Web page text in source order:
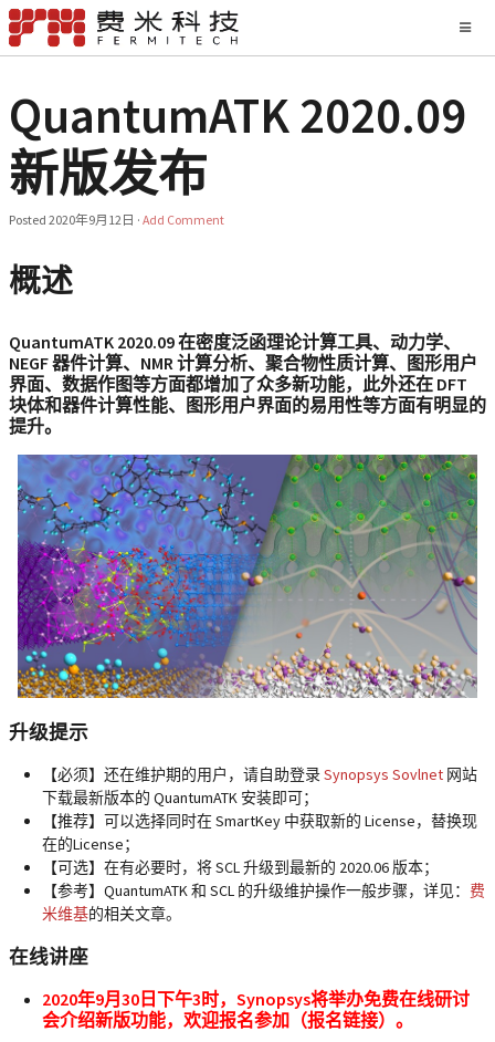
QuantumATK 2020.09
新版发布
Posted 2020年9月12日 · Add Comment
概述
QuantumATK 2020.09 在密度泛函理论计算工具、动力学、
NEGF 器件计算、NMR 计算分析、聚合物性质计算、图形用户
界面、数据作图等方面都增加了众多新功能，此外还在 DFT
块体和器件计算性能、图形用户界面的易用性等方面有明显的
提升。
升级提示
【必须】还在维护期的用户，请自助登录Synopsys Sovlnet 网站
下载最新版本的 QuantumATK 安装即可；
【推荐】可以选择同时在 SmartKey 中获取新的 License，替换现
在的License；
【可选】在有必要时，将 SCL 升级到最新的 2020.06 版本；
【参考】QuantumATK 和 SCL 的升级维护操作一般步骤，详见： 费
米维基的相关文章。
在线讲座
2020年9月30日下午3时，Synopsys将举办免费在线研讨
会介绍新版功能，欢迎报名参加（报名链接）。